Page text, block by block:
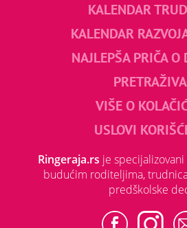
KALENDAR
KALENDAR
NAJLEPŠA PRIČA O
VIŠE O
USLOVI
Ringeraja.rs je
budućim roditeljima,
predškolske